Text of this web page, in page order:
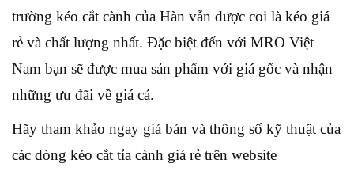
trường kéo cắt cành của Hàn vẫn được coi là kéo giá
rẻ và chất lượng nhất. Đặc biệt đến với MRO Việt
Nam bạn sẽ được mua sản phẩm với giá gốc và nhận
những ưu đãi về giá cả.
Hãy tham khảo ngay giá bán và thông số kỹ thuật của
các dòng kéo cắt tỉa cành giá rẻ trên website